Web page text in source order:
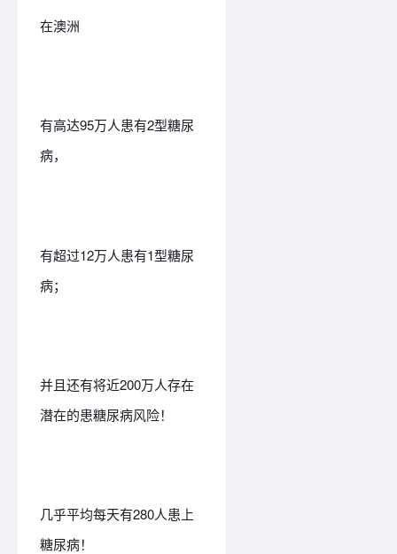
在澳洲
有高达95万人患有2型糖尿
病，
有超过12万人患有1型糖尿
病；
并且还有将近200万人存在
潜在的患糖尿病风险！
几乎平均每天有280人患上
糖尿病！